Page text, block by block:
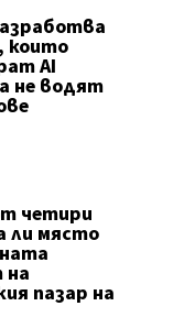
които
AI
не водят
четири
ли място
на
пазар на